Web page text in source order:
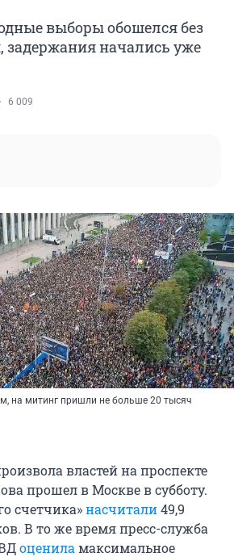
выборы обошелся без
задержания начались уже
6 009
на митинг пришли не больше 20 тысяч
властей на проспекте
прошел в Москве в субботу.
счетчика»насчитали49,9
В то же время пресс-служба
оцениламаксимальное